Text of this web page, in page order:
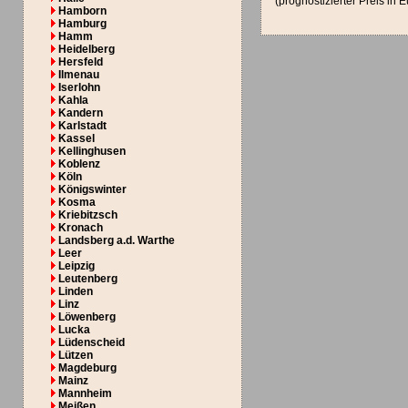
Hamborn
Hamburg
Hamm
Heidelberg
Hersfeld
Ilmenau
Iserlohn
Kahla
Kandern
Karlstadt
Kassel
Kellinghusen
Koblenz
Köln
Königswinter
Kosma
Kriebitzsch
Kronach
Landsberg a.d. Warthe
Leer
Leipzig
Leutenberg
Linden
Linz
Löwenberg
Lucka
Lüdenscheid
Lützen
Magdeburg
Mainz
Mannheim